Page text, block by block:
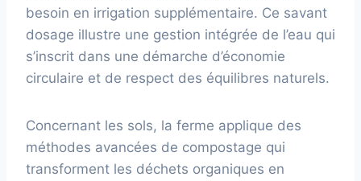
besoin en irrigation supplémentaire. Ce savant
dosage illustre une gestion intégrée de l’eau qui
s’inscrit dans une démarche d’économie
circulaire et de respect des équilibres naturels.
Concernant les sols, la ferme applique des
méthodes avancées de compostage qui
transforment les déchets organiques en